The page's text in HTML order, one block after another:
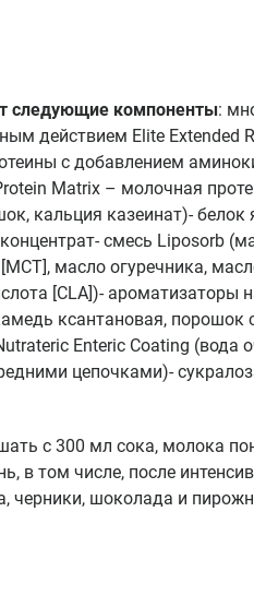
следующие компоненты:
действием Elite Extended
с добавлением
Matrix – молочная
кальция казеинат)- белок
смесь Liposorb
масло огуречника,
[CLA])- ароматизаторы
ксантановая, порошок
Enteric Coating (вода
цепочками)-
с 300 мл сока, молока
в том числе, после
черники, шоколада и